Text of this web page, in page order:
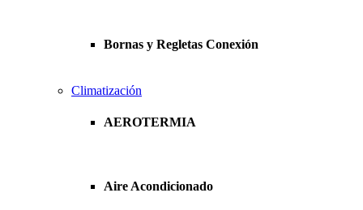
Bornas y Regletas Conexión
Climatización
AEROTERMIA
Aire Acondicionado